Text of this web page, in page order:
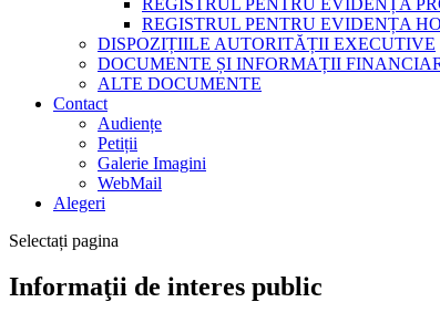
REGISTRUL PENTRU EVIDENȚA
DISPOZIȚIILE AUTORITĂȚII EXECUTIVE
DOCUMENTE ȘI INFORMAȚII
ALTE DOCUMENTE
Contact
Audiențe
Petiții
Galerie Imagini
WebMail
Alegeri
Selectați pagina
Informaţii de interes public